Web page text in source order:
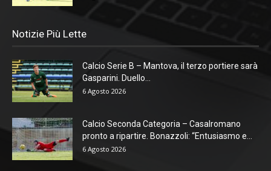
Notizie Più Lette
Calcio Serie B – Mantova, il terzo portiere sarà
Gasparini. Duello...
6 Agosto 2026
Calcio Seconda Categoria – Casalromano
pronto a ripartire. Bonazzoli: “Entusiasmo e...
6 Agosto 2026